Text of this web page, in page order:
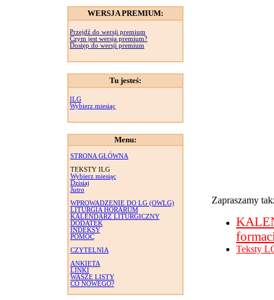
WERSJA PREMIUM:
Przejdź do wersji premium
Czym jest wersja premium?
Dostęp do wersji premium
Tu jesteś:
ILG
Wybierz miesiąc
Menu:
STRONA GŁÓWNA
TEKSTY ILG
Wybierz miesiąc
Dzisiaj
Jutro
WPROWADZENIE DO LG (OWLG)
LITURGIA HORARUM
KALENDARZ LITURGICZNY
DODATEK
INDEKSY
POMOC
CZYTELNIA
ANKIETA
LINKI
WASZE LISTY
CO NOWEGO?
Zapraszamy
Teksty